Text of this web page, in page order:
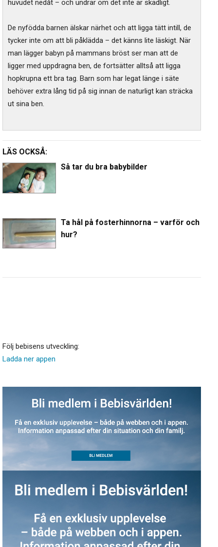
huvudet nedåt – och undrar om det inte är skadligt.
De nyfödda barnen älskar närhet och att ligga tätt intill, de
tycker inte om att bli påklädda – det känns lite läskigt. När
man lägger babyn på mammans bröst ser man att de
ligger med uppdragna ben, de fortsätter alltså att ligga
hopkrupna ett bra tag. Barn som har legat länge i säte
behöver extra lång tid på sig innan de naturligt kan sträcka
ut sina ben.
LÄS OCKSÅ:
Så tar du bra babybilder
Ta hål på fosterhinnorna – varför och
hur?
Följ bebisens utveckling:
Ladda ner appen